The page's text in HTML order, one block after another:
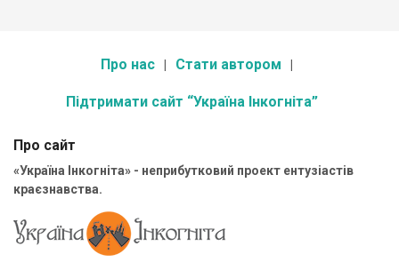
Про нас Стати автором
Підтримати сайт “Україна Інкогніта”
Про сайт
«Україна Інкогніта» - неприбутковий проект ентузіастів
краєзнавства.